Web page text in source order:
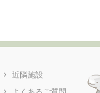
近隣施設